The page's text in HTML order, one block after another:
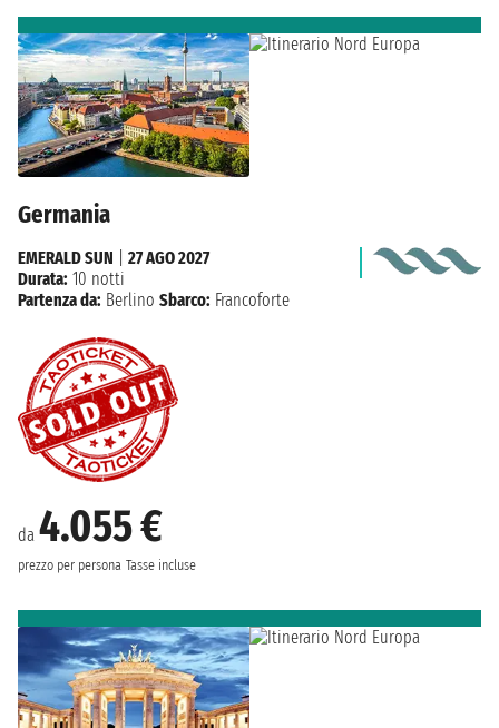
Germania
da 4.055 €
prezzo per persona Tasse incluse
EMERALD SUN
27 AGO 2027
Durata: 10 notti
Partenza da: Berlino Sbarco: Francoforte